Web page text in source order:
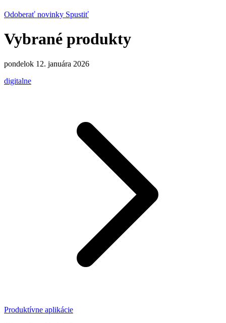
Odoberať novinky Spustiť
Vybrané produkty
pondelok 12. januára 2026
digitalne
Produktívne aplikácie